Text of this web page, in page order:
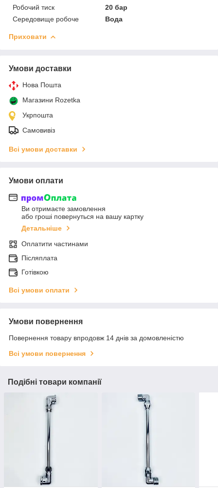
Робочий тиск
20 бар
Середовище робоче
Вода
Приховати
Умови доставки
Нова Пошта
Магазини Rozetka
Укрпошта
Самовивіз
Всі умови доставки
Умови оплати
Ви отримаєте замовлення
або гроші повернуться на вашу картку
Детальніше
Оплатити частинами
Післяплата
Готівкою
Всі умови оплати
Умови повернення
Повернення товару впродовж 14 днів за домовленістю
Всі умови повернення
Подібні товари компанії